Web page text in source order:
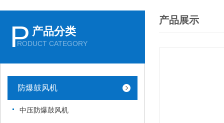
P 产品分类
RODUCT CATEGORY
防爆鼓风机
中压防爆鼓风机
产品展示